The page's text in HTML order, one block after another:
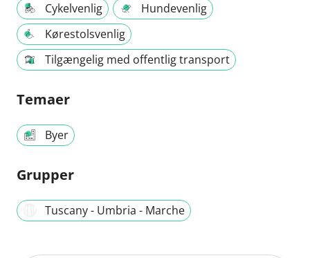
Cykelvenlig
Hundevenlig
Kørestolsvenlig
Tilgængelig med offentlig transport
Temaer
Byer
Grupper
Tuscany - Umbria - Marche